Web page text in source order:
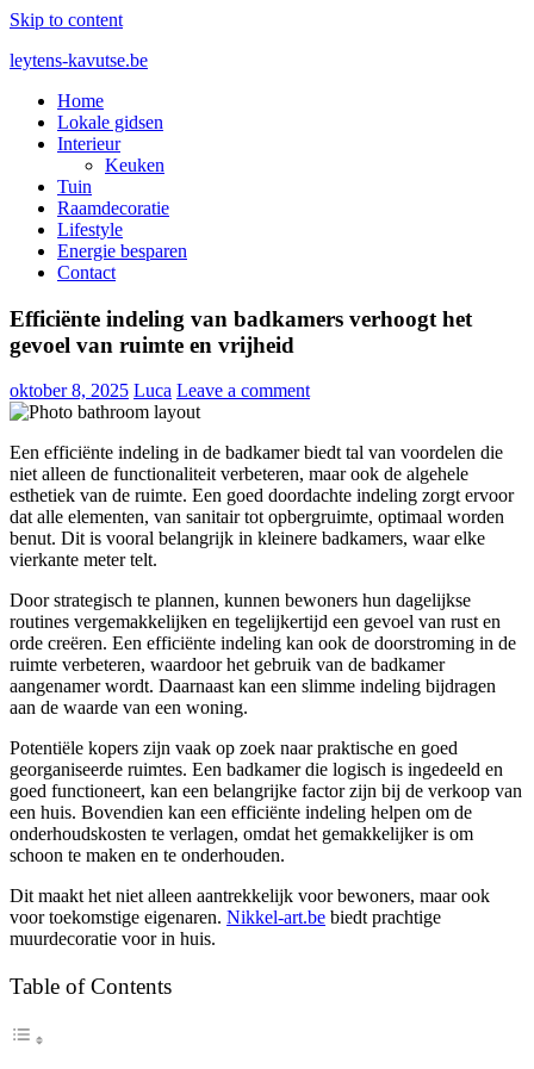
Skip to content
leytens-kavutse.be
Blog interieurstyling: Hoe je kleur en textuur combineert
Home
Lokale gidsen
Interieur
Keuken
Tuin
Raamdecoratie
Lifestyle
Energie besparen
Contact
Efficiënte indeling van badkamers verhoogt het
gevoel van ruimte en vrijheid
oktober 8, 2025 Luca Leave a comment
Een efficiënte indeling in de badkamer biedt tal van voordelen die
niet alleen de functionaliteit verbeteren, maar ook de algehele
esthetiek van de ruimte. Een goed doordachte indeling zorgt ervoor
dat alle elementen, van sanitair tot opbergruimte, optimaal worden
benut. Dit is vooral belangrijk in kleinere badkamers, waar elke
vierkante meter telt.
Door strategisch te plannen, kunnen bewoners hun dagelijkse
routines vergemakkelijken en tegelijkertijd een gevoel van rust en
orde creëren. Een efficiënte indeling kan ook de doorstroming in de
ruimte verbeteren, waardoor het gebruik van de badkamer
aangenamer wordt. Daarnaast kan een slimme indeling bijdragen
aan de waarde van een woning.
Potentiële kopers zijn vaak op zoek naar praktische en goed
georganiseerde ruimtes. Een badkamer die logisch is ingedeeld en
goed functioneert, kan een belangrijke factor zijn bij de verkoop van
een huis. Bovendien kan een efficiënte indeling helpen om de
onderhoudskosten te verlagen, omdat het gemakkelijker is om
schoon te maken en te onderhouden.
Dit maakt het niet alleen aantrekkelijk voor bewoners, maar ook
voor toekomstige eigenaren. Nikkel-art.be biedt prachtige
muurdecoratie voor in huis.
Table of Contents